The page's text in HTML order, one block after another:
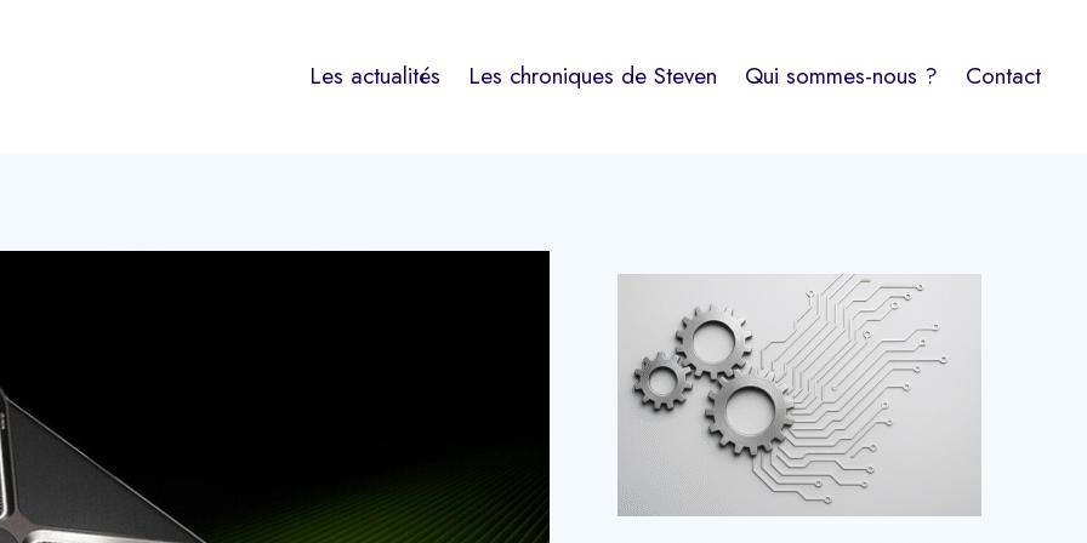
Les actualités Les chroniques de Steven Qui sommes-nous ? Contact